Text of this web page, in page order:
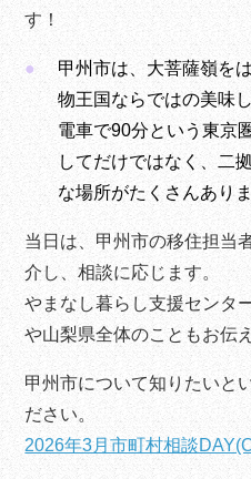
す！
甲州市は、大菩薩嶺を
物王国ならではの美味
電車で90分という東京
してだけではなく、二
な場所がたくさんありま
当日は、甲州市の移住担当
介し、相談に応じます。
やまなし暮らし支援センタ
や山梨県全体のこともお伝
甲州市について知りたいと
ださい。
2026年3月市町村相談